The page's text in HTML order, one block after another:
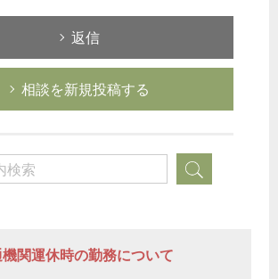
返信
相談を新規投稿する
関運休時の勤務について